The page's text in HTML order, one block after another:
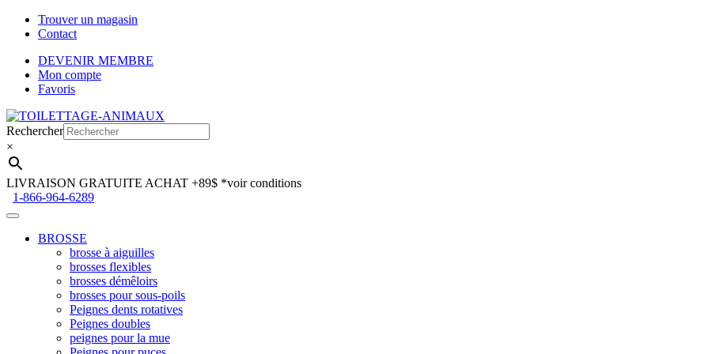
Trouver un magasin
Contact
DEVENIR MEMBRE
Mon compte
Favoris
Aller
à
la
navigation
Aller
au
contenu
Rechercher
×
LIVRAISON GRATUITE ACHAT +89$ *voir conditions
1-866-964-6289
BROSSE
brosse à aiguilles
brosses flexibles
brosses démêloirs
brosses pour sous-poils
Peignes dents rotatives
Peignes doubles
peignes pour la mue